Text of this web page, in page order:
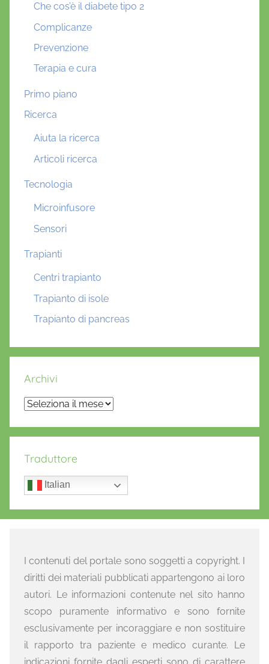
Che cos’è il diabete tipo 2
Complicanze
Prevenzione
Terapia e cura
Primo piano
Ricerca
Aiuta la ricerca
Articoli ricerca
Tecnologia
Microinfusore
Sensori
Trapianti
Centri trapianto
Trapianto di isole
Trapianto di pancreas
Archivi
Archivi
Traduttore
Italian
I contenuti del portale sono soggetti a copyright. I
diritti dei materiali pubblicati appartengono ai loro
autori. Le informazioni contenute nel sito hanno
scopo puramente informativo e sono fornite
esclusivamente per incoraggiare e non sostituire
il rapporto tra paziente e medico curante. Le